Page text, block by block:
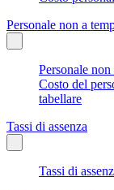
Personale non a
Personale
Costo del
tabellare
Tassi di assenza
Tassi di